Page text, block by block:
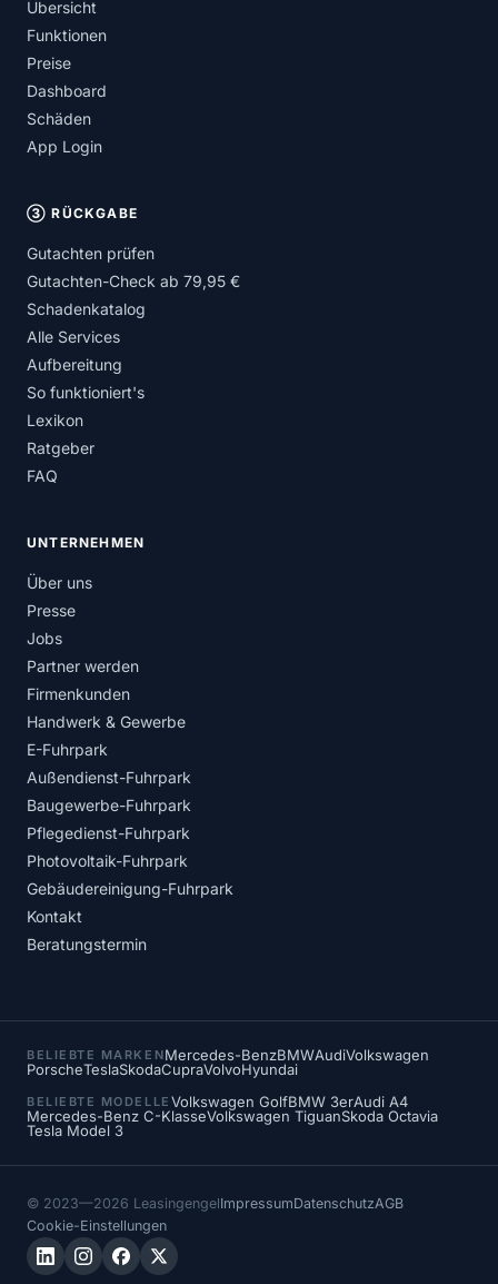
Übersicht
Funktionen
Preise
Dashboard
Schäden
App Login
③ RÜCKGABE
Gutachten prüfen
Gutachten-Check ab 79,95 €
Schadenkatalog
Alle Services
Aufbereitung
So funktioniert's
Lexikon
Ratgeber
FAQ
UNTERNEHMEN
Über uns
Presse
Jobs
Partner werden
Firmenkunden
Handwerk & Gewerbe
E-Fuhrpark
Außendienst-Fuhrpark
Baugewerbe-Fuhrpark
Pflegedienst-Fuhrpark
Photovoltaik-Fuhrpark
Gebäudereinigung-Fuhrpark
Kontakt
Beratungstermin
BELIEBTE MARKENMercedes-BenzBMWAudiVolkswagen
PorscheTeslaSkodaCupraVolvoHyundai
BELIEBTE MODELLE Volkswagen GolfBMW 3erAudi A4
Mercedes-Benz C-KlasseVolkswagen TiguanSkoda Octavia
Tesla Model 3
© 2023—2026 LeasingengelImpressumDatenschutzAGB
Cookie-Einstellungen